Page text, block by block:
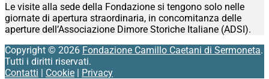
Le visite alla sede della Fondazione si tengono solo nelle
giornate di apertura straordinaria, in concomitanza delle
aperture dell’Associazione Dimore Storiche Italiane (ADSI).
Copyright © 2026 Fondazione Camillo Caetani di Sermoneta.
Tutti i diritti riservati.
Contatti | Cookie | Privacy